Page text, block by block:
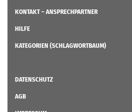
KONTAKT – ANSPRECHPARTNER
HILFE
KATEGORIEN (SCHLAGWORTBAUM)
DATENSCHUTZ
AGB